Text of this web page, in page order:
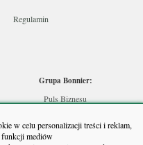
w celu personalizacji treści i reklam,
funkcji mediów
Regulamin
Grupa Bonnier:
Puls Biznesu
Puls Medycyny